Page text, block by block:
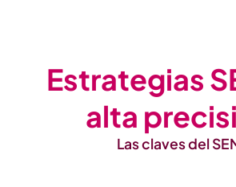
Estrategias
alta
Las claves del